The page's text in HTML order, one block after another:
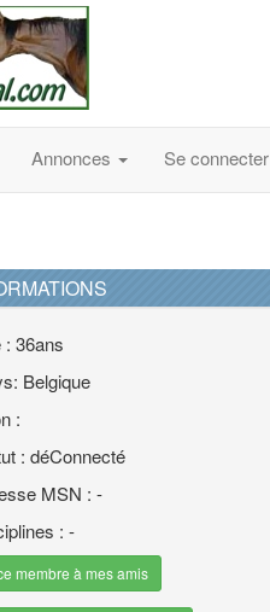
Annonces Se connecter
: 36ans
Belgique
:
: déConnecté
MSN : -
: -
membre à mes amis